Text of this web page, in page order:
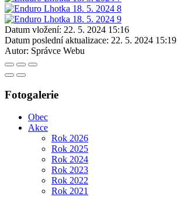
Datum vložení: 22. 5. 2024 15:16
Datum poslední aktualizace: 22. 5. 2024 15:19
Autor: Správce Webu
Fotogalerie
Obec
Akce
Rok 2026
Rok 2025
Rok 2024
Rok 2023
Rok 2022
Rok 2021